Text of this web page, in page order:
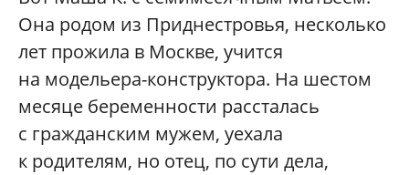
Она родом из Приднестровья, несколько
лет прожила в Москве, учится
на модельера-конструктора. На шестом
месяце беременности рассталась
с гражданским мужем, уехала
к родителям, но отец, по сути дела,